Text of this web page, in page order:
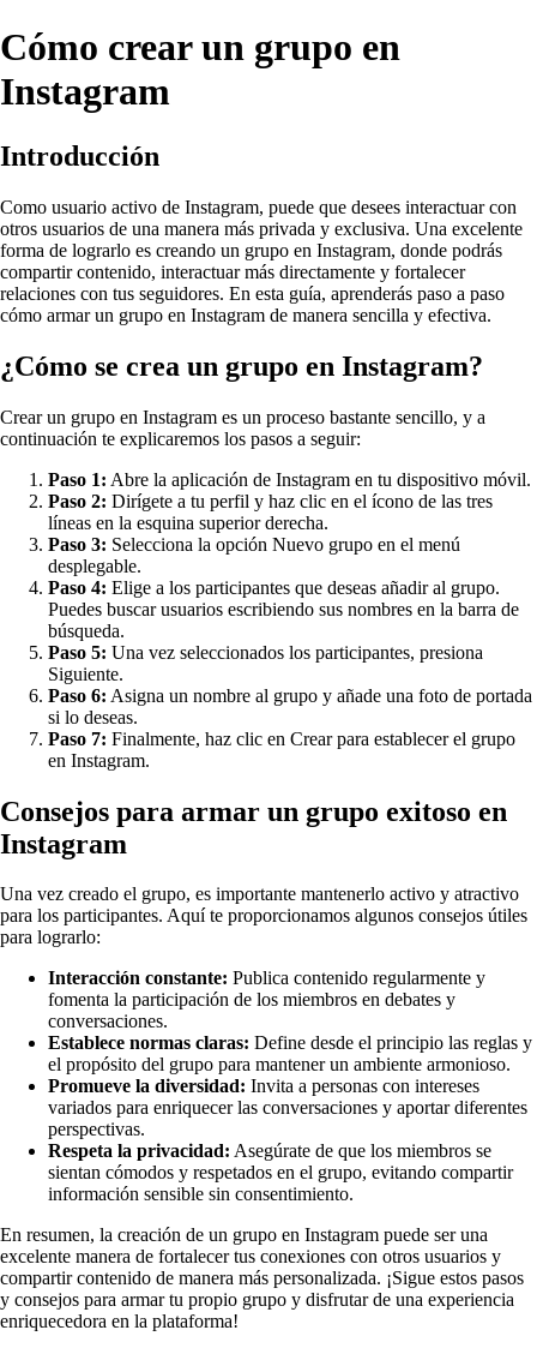
Cómo crear un grupo en
Instagram
Introducción
Como usuario activo de Instagram, puede que desees interactuar con
otros usuarios de una manera más privada y exclusiva. Una excelente
forma de lograrlo es creando un grupo en Instagram, donde podrás
compartir contenido, interactuar más directamente y fortalecer
relaciones con tus seguidores. En esta guía, aprenderás paso a paso
cómo armar un grupo en Instagram de manera sencilla y efectiva.
¿Cómo se crea un grupo en Instagram?
Crear un grupo en Instagram es un proceso bastante sencillo, y a
continuación te explicaremos los pasos a seguir:
Paso 1: Abre la aplicación de Instagram en tu dispositivo móvil.
Paso 2: Dirígete a tu perfil y haz clic en el ícono de las tres
líneas en la esquina superior derecha.
Paso 3: Selecciona la opción Nuevo grupo en el menú
desplegable.
Paso 4: Elige a los participantes que deseas añadir al grupo.
Puedes buscar usuarios escribiendo sus nombres en la barra de
búsqueda.
Paso 5: Una vez seleccionados los participantes, presiona
Siguiente.
Paso 6: Asigna un nombre al grupo y añade una foto de portada
si lo deseas.
Paso 7: Finalmente, haz clic en Crear para establecer el grupo
en Instagram.
Consejos para armar un grupo exitoso en
Instagram
Una vez creado el grupo, es importante mantenerlo activo y atractivo
para los participantes. Aquí te proporcionamos algunos consejos útiles
para lograrlo:
Interacción constante: Publica contenido regularmente y
fomenta la participación de los miembros en debates y
conversaciones.
Establece normas claras: Define desde el principio las reglas y
el propósito del grupo para mantener un ambiente armonioso.
Promueve la diversidad: Invita a personas con intereses
variados para enriquecer las conversaciones y aportar diferentes
perspectivas.
Respeta la privacidad: Asegúrate de que los miembros se
sientan cómodos y respetados en el grupo, evitando compartir
información sensible sin consentimiento.
En resumen, la creación de un grupo en Instagram puede ser una
excelente manera de fortalecer tus conexiones con otros usuarios y
compartir contenido de manera más personalizada. ¡Sigue estos pasos
y consejos para armar tu propio grupo y disfrutar de una experiencia
enriquecedora en la plataforma!